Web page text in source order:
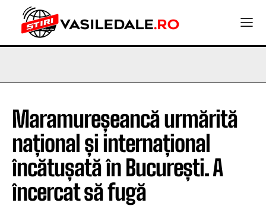
Maramureșeancă urmărită
național și internațional
încătușată în București. A
încercat să fugă